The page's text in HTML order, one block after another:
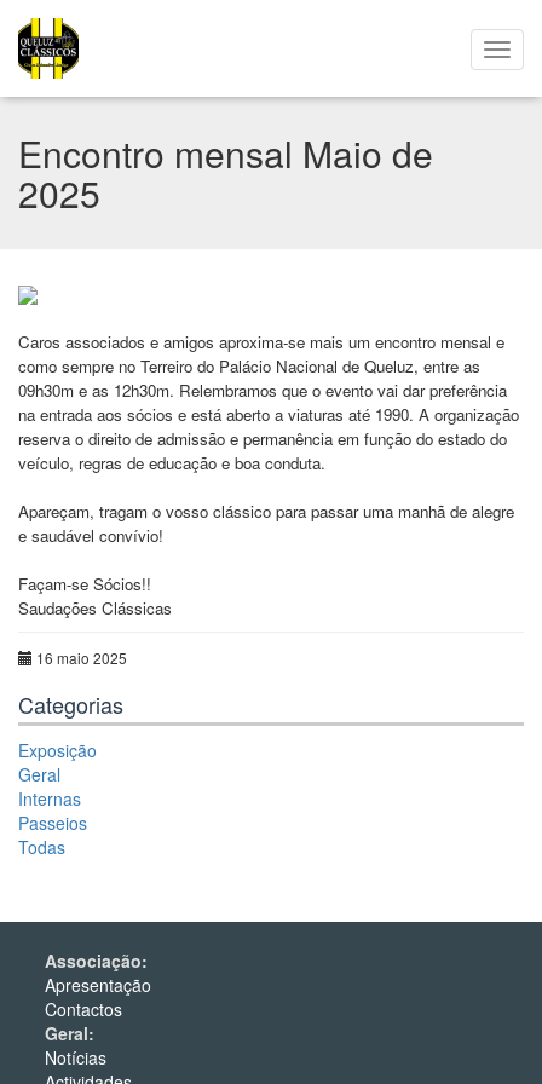
Encontro mensal Maio de
2025
Caros associados e amigos aproxima-se mais um encontro mensal e
como sempre no Terreiro do Palácio Nacional de Queluz, entre as
09h30m e as 12h30m. Relembramos que o evento vai dar preferência
na entrada aos sócios e está aberto a viaturas até 1990. A organização
reserva o direito de admissão e permanência em função do estado do
veículo, regras de educação e boa conduta.
Apareçam, tragam o vosso clássico para passar uma manhã de alegre
e saudável convívio!
Façam-se Sócios!!
Saudações Clássicas
16 maio 2025
Categorias
Exposição
Geral
Internas
Passeios
Todas
Associação:
Apresentação
Contactos
Geral:
Notícias